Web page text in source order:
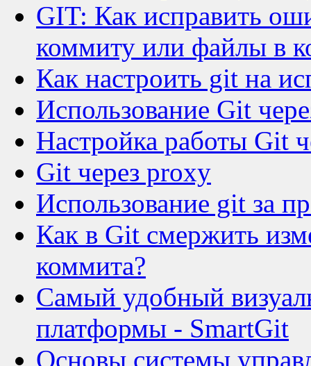
GIT: Как исправить
коммиту или файлы в
Как настроить git на
Использование Git
Настройка работы Git
Git через proxy
Использование git за
Как в Git смержить
коммита?
Самый удобный
платформы - SmartGit
Основы системы